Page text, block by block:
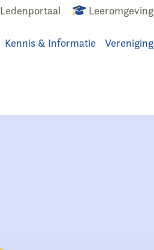
Ledenportaal Leeromgeving
Kennis & Informatie Vereniging